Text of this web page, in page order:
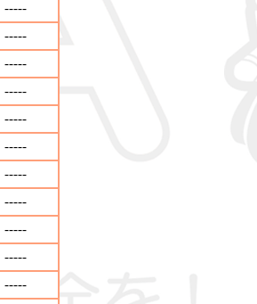
-----
-----
-----
-----
-----
-----
-----
-----
-----
-----
-----